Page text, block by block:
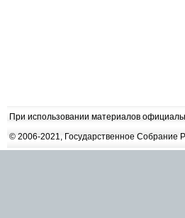
При использовании материалов
© 2006-2021, Государственное Собрание